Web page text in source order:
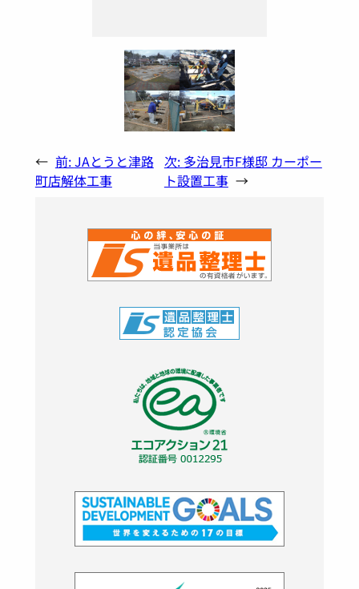
← 前:JAとうと津路
町店解体工事
次: 多治見市F様邸 カーポー
ト設置工事 →